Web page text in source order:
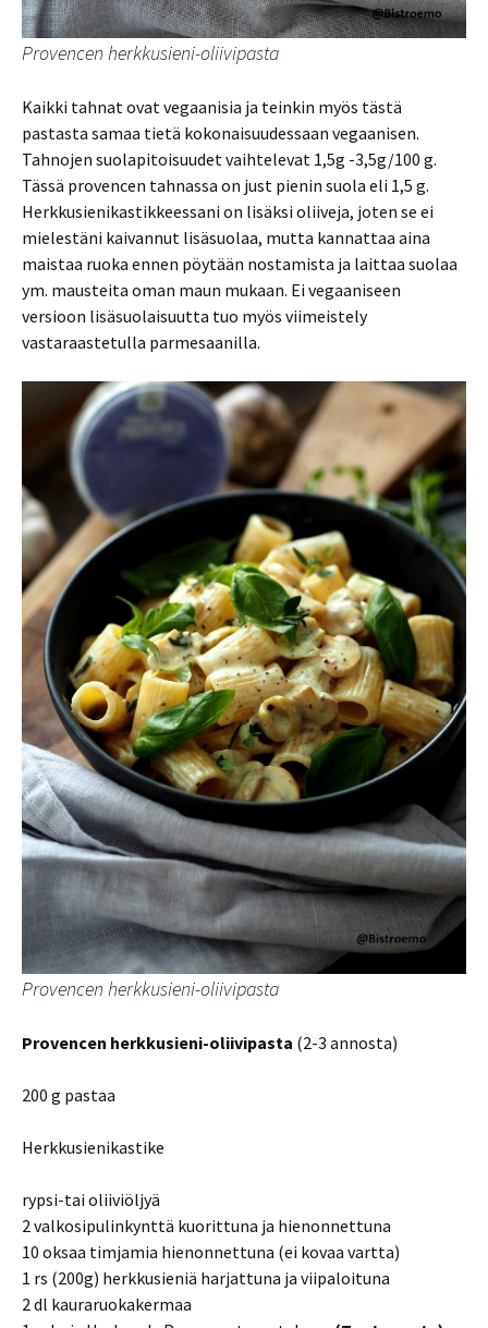
Provencen herkkusieni-oliivipasta
Kaikki tahnat ovat vegaanisia ja teinkin myös tästä
pastasta samaa tietä kokonaisuudessaan vegaanisen.
Tahnojen suolapitoisuudet vaihtelevat 1,5g -3,5g/100 g.
Tässä provencen tahnassa on just pienin suola eli 1,5 g.
Herkkusienikastikkeessani on lisäksi oliiveja, joten se ei
mielestäni kaivannut lisäsuolaa, mutta kannattaa aina
maistaa ruoka ennen pöytään nostamista ja laittaa suolaa
ym. mausteita oman maun mukaan. Ei vegaaniseen
versioon lisäsuolaisuutta tuo myös viimeistely
vastaraastetulla parmesaanilla.
Provencen herkkusieni-oliivipasta
Provencen herkkusieni-oliivipasta (2-3 annosta)
200 g pastaa
Herkkusienikastike
rypsi-tai oliiviöljyä
2 valkosipulinkynttä kuorittuna ja hienonnettuna
10 oksaa timjamia hienonnettuna (ei kovaa vartta)
1 rs (200g) herkkusieniä harjattuna ja viipaloituna
2 dl kauraruokakermaa